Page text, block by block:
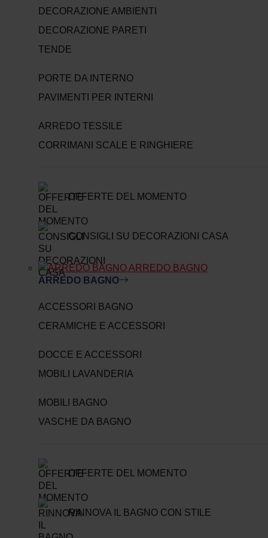
DECORAZIONE AMBIENTI
DECORAZIONE PARETI
TENDE
PORTE DA INTERNO
PAVIMENTI PER INTERNI
ARREDO TESSILE
CORRIMANI SCALE E RINGHIERE
OFFERTE DEL MOMENTO
CONSIGLI SU DECORAZIONI CASA
ARREDO BAGNO
ARREDO BAGNO
ACCESSORI BAGNO
CERAMICHE E ACCESSORI
DOCCE E ACCESSORI
MOBILI LAVANDERIA
MOBILI BAGNO
VASCHE DA BAGNO
OFFERTE DEL MOMENTO
RINNOVA IL BAGNO CON STILE